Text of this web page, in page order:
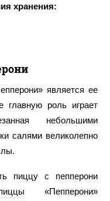
хранения:
является ее
главную роль играет
небольшими
салями великолепно
пиццу с пепперони
«Пепперони»